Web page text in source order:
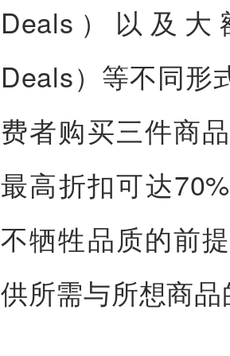
Deals）以及
Deals）等不同形
费者购买三件商
最高折扣可达
不牺牲品质的前
供所需与所想商品